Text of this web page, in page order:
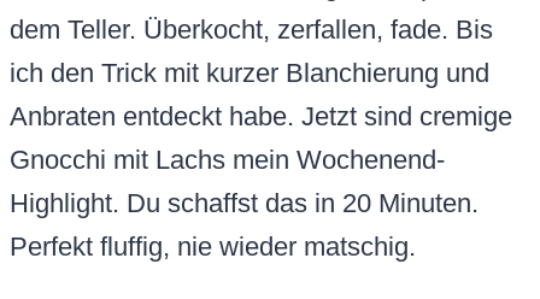
dem Teller. Überkocht, zerfallen, fade. Bis
ich den Trick mit kurzer Blanchierung und
Anbraten entdeckt habe. Jetzt sind cremige
Gnocchi mit Lachs mein Wochenend-
Highlight. Du schaffst das in 20 Minuten.
Perfekt fluffig, nie wieder matschig.